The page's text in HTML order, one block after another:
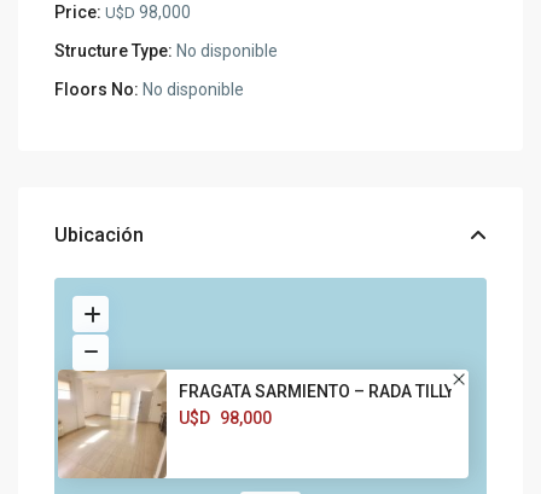
Price: U$D 98,000
Structure Type: No disponible
Floors No: No disponible
Ubicación
FRAGATA SARMIENTO – RADA TILLY
U$D 98,000